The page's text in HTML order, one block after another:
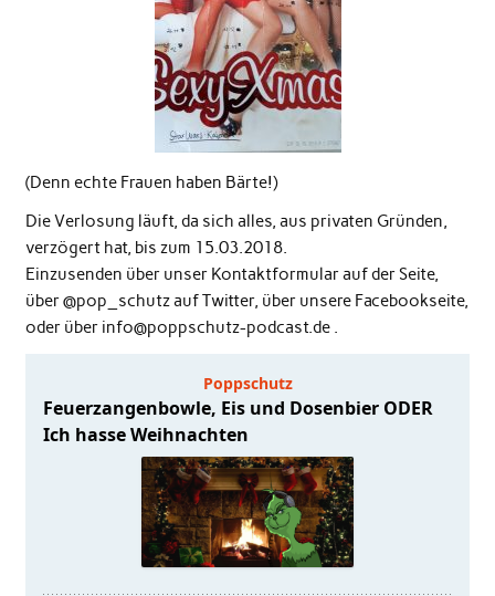
(Denn echte Frauen haben Bärte!)
Die Verlosung läuft, da sich alles, aus privaten Gründen,
verzögert hat, bis zum 15.03.2018.
Einzusenden über unser Kontaktformular auf der Seite,
über @pop_schutz auf Twitter, über unsere Facebookseite,
oder über info@poppschutz-podcast.de .